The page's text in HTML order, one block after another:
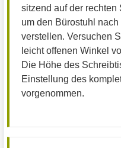
sitzend auf der
um den Bürostuhl
verstellen. Versuchen
leicht offenen Winkel
Die Höhe des
Einstellung des
vorgenommen.